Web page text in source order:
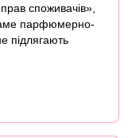
споживачів»,
парфюмерно-
підлягають